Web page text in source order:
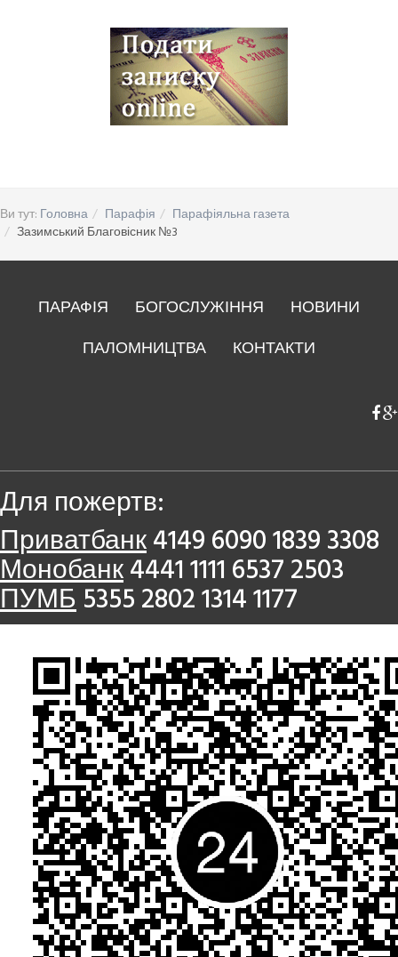
Ви тут: Головна Парафія
Парафіяльна газета
Зазимський Благовісник №3
ПАРАФІЯ БОГОСЛУЖІННЯ
НОВИНИ
ПАЛОМНИЦТВА
КОНТАКТИ
Для пожертв:
Приватбанк4149 6090 1839 3308
Монобанк4441 1111 6537 2503
ПУМБ5355 2802 1314 1177